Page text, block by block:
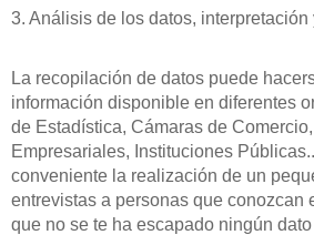
3. Análisis de los datos,
La recopilación de datos puede
información disponible en diferentes
de Estadística, Cámaras de
Empresariales, Instituciones
conveniente la realización de un
entrevistas a personas que conozcan
que no se te ha escapado ningún